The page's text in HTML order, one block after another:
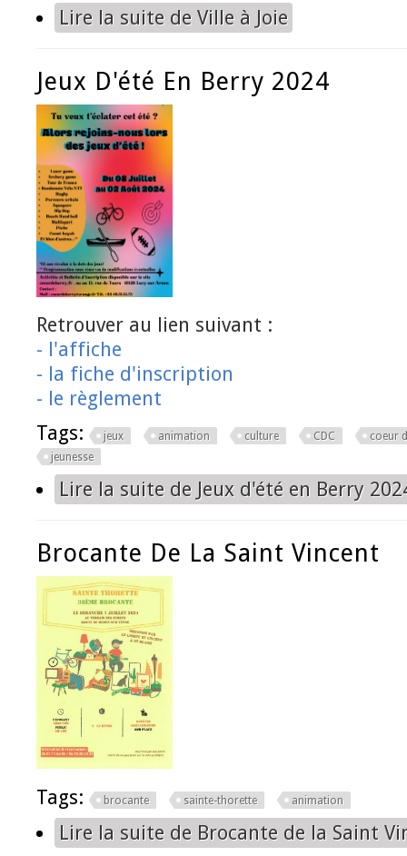
Lire la suite de Ville à Joie
Jeux D'été En Berry 2024
Retrouver au lien suivant :
- l'affiche
- la fiche d'inscription
- le règlement
Tags:
jeux animation culture CDC
coeur
jeunesse
Lire la suite de Jeux d'été en Berry
Brocante De La Saint Vincent
Tags: brocante sainte-thorette animation
Lire la suite de Brocante de la Saint